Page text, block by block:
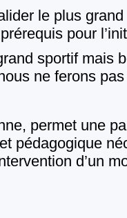
le plus
prérequis pour
sportif mais
ne ferons
permet une
pédagogique
d’un